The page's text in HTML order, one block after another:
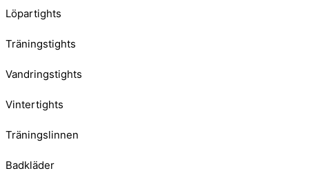
Löpartights
Träningstights
Vandringstights
Vintertights
Träningslinnen
Badkläder